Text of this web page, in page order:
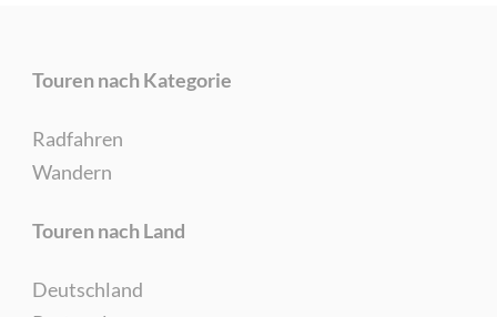
Touren nach Kategorie
Radfahren
Wandern
Touren nach Land
Deutschland